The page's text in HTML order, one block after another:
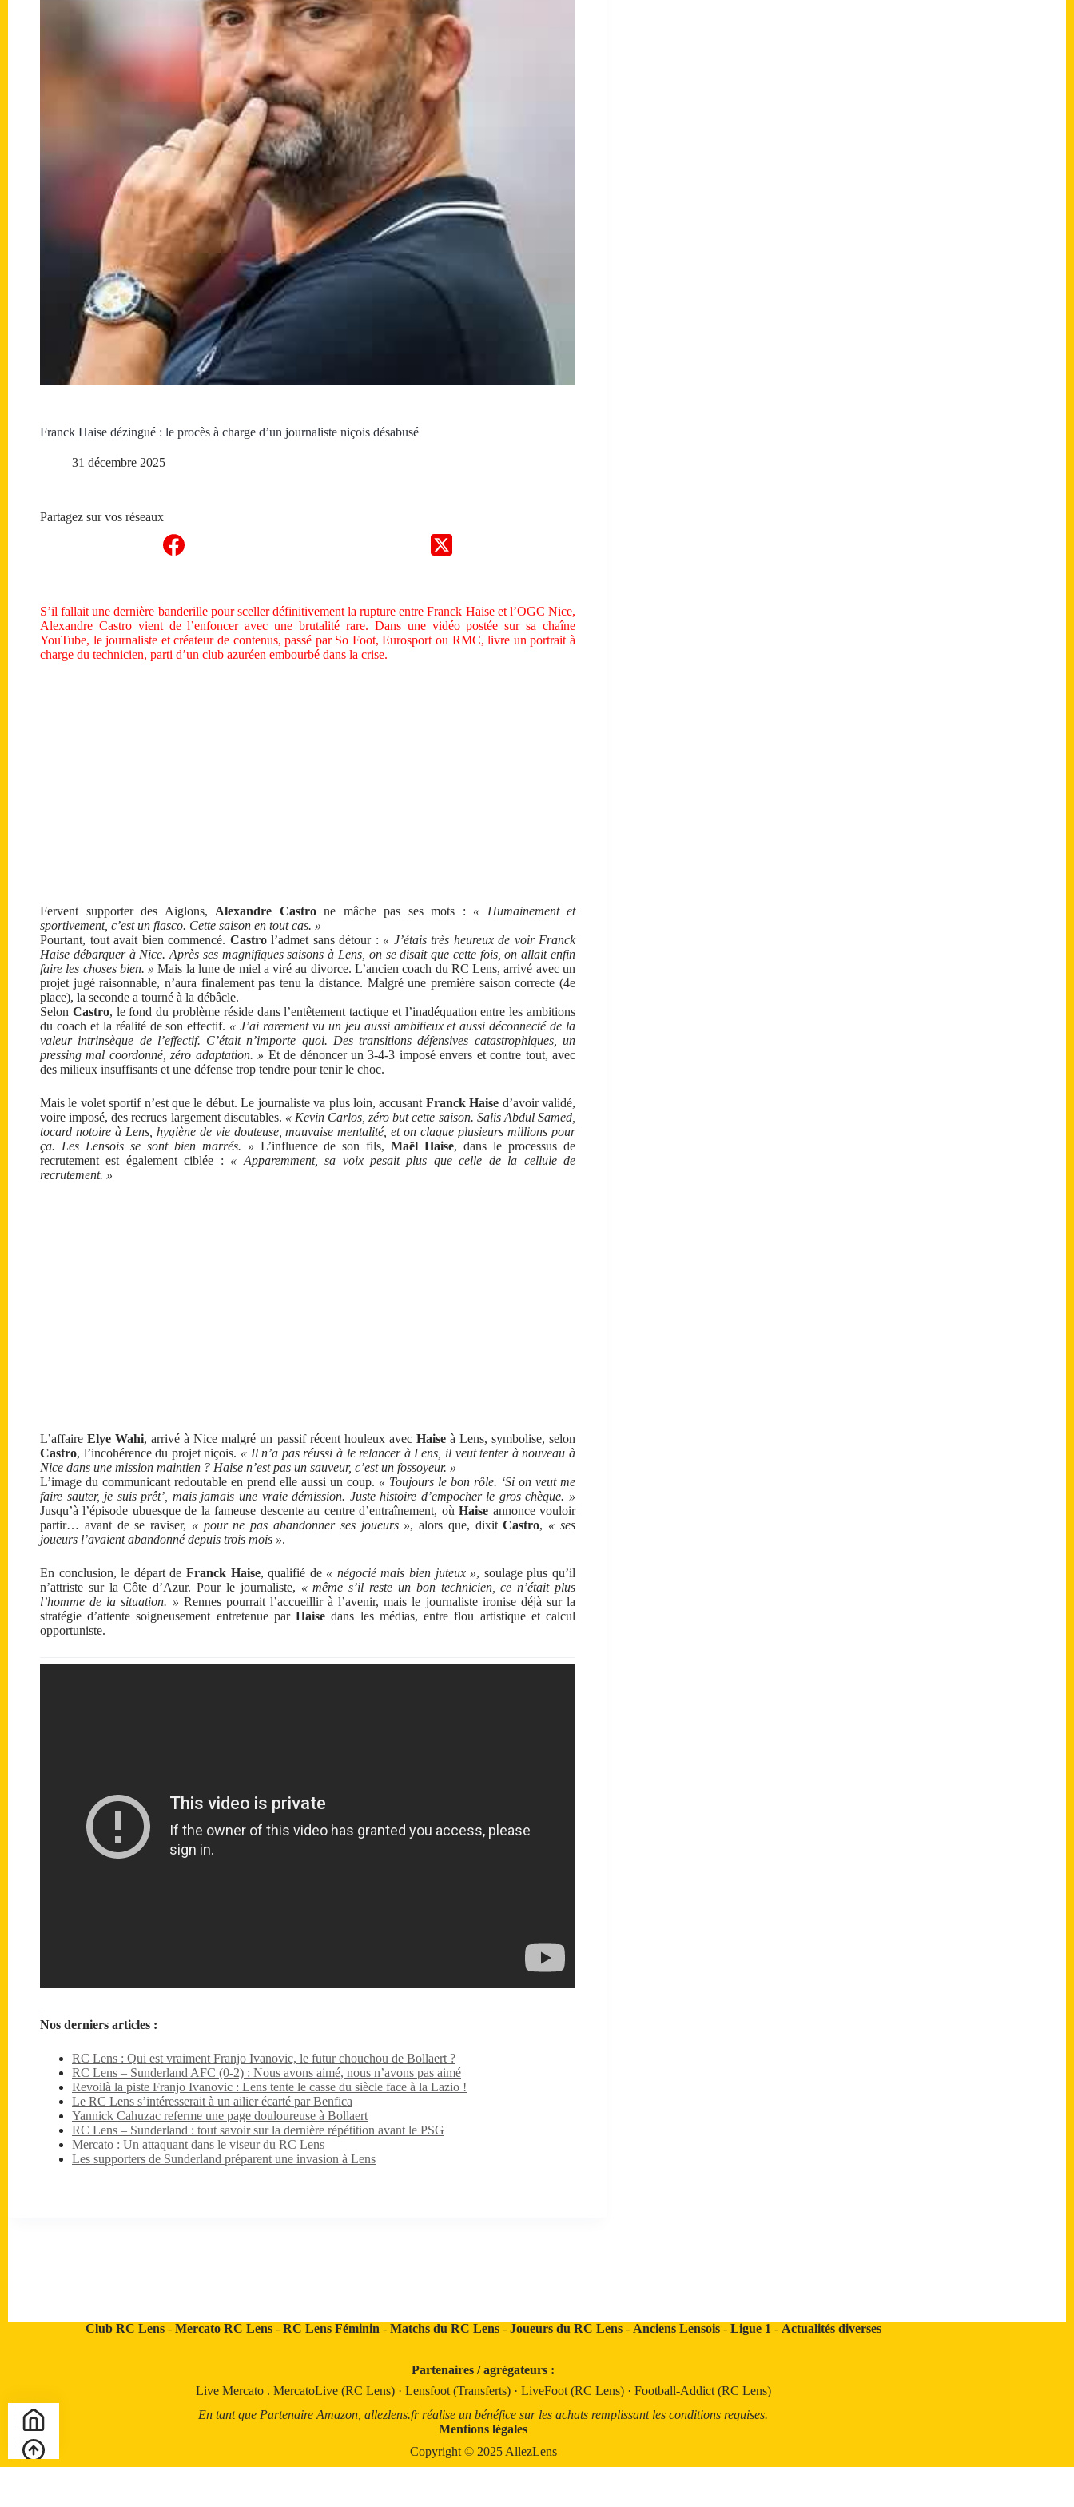
Franck Haise dézingué : le procès à charge d’un journaliste niçois désabusé
31 décembre 2025
Partagez sur vos réseaux
S’il fallait une dernière banderille pour sceller définitivement la rupture entre Franck Haise et l’OGC Nice,
Alexandre Castro vient de l’enfoncer avec une brutalité rare. Dans une vidéo postée sur sa chaîne
YouTube, le journaliste et créateur de contenus, passé par So Foot, Eurosport ou RMC, livre un portrait à
charge du technicien, parti d’un club azuréen embourbé dans la crise.
Fervent supporter des Aiglons, Alexandre Castrone mâche pas ses mots : « Humainement et
sportivement, c’est un fiasco. Cette saison en tout cas. »
Pourtant, tout avait bien commencé. Castrol’admet sans détour : « J’étais très heureux de voir Franck
Haise débarquer à Nice. Après ses magnifiques saisons à Lens, on se disait que cette fois, on allait enfin
faire les choses bien. » Mais la lune de miel a viré au divorce. L’ancien coach du RC Lens, arrivé avec un
projet jugé raisonnable, n’aura finalement pas tenu la distance. Malgré une première saison correcte (4e
place), la seconde a tourné à la débâcle.
Selon Castro, le fond du problème réside dans l’entêtement tactique et l’inadéquation entre les ambitions
du coach et la réalité de son effectif. « J’ai rarement vu un jeu aussi ambitieux et aussi déconnecté de la
valeur intrinsèque de l’effectif. C’était n’importe quoi. Des transitions défensives catastrophiques, un
pressing mal coordonné, zéro adaptation. » Et de dénoncer un 3-4-3 imposé envers et contre tout, avec
des milieux insuffisants et une défense trop tendre pour tenir le choc.
Mais le volet sportif n’est que le début. Le journaliste va plus loin, accusant Franck Haise d’avoir validé,
voire imposé, des recrues largement discutables. « Kevin Carlos, zéro but cette saison. Salis Abdul Samed,
tocard notoire à Lens, hygiène de vie douteuse, mauvaise mentalité, et on claque plusieurs millions pour
ça. Les Lensois se sont bien marrés. » L’influence de son fils,Maël Haise, dans le processus de
recrutement est également ciblée : « Apparemment, sa voix pesait plus que celle de la cellule de
recrutement. »
L’affaireElye Wahi, arrivé à Nice malgré un passif récent houleux avec Haiseà Lens, symbolise, selon
Castro, l’incohérence du projet niçois. « Il n’a pas réussi à le relancer à Lens, il veut tenter à nouveau à
Nice dans une mission maintien ? Haise n’est pas un sauveur, c’est un fossoyeur. »
L’image du communicant redoutable en prend elle aussi un coup. « Toujours le bon rôle. ‘Si on veut me
faire sauter, je suis prêt’, mais jamais une vraie démission. Juste histoire d’empocher le gros chèque. »
Jusqu’à l’épisode ubuesque de la fameuse descente au centre d’entraînement, oùHaise annonce vouloir
partir… avant de se raviser, « pour ne pas abandonner ses joueurs », alors que, dixitCastro, « ses
joueurs l’avaient abandonné depuis trois mois ».
En conclusion, le départ de Franck Haise, qualifié de « négocié mais bien juteux », soulage plus qu’il
n’attriste sur la Côte d’Azur. Pour le journaliste, « même s’il reste un bon technicien, ce n’était plus
l’homme de la situation. » Rennes pourrait l’accueillir à l’avenir, mais le journaliste ironise déjà sur la
stratégie d’attente soigneusement entretenue parHaise dans les médias, entre flou artistique et calcul
opportuniste.
Nos derniers articles :
RC Lens : Qui est vraiment Franjo Ivanovic, le futur chouchou de Bollaert ?
RC Lens – Sunderland AFC (0-2) : Nous avons aimé, nous n’avons pas aimé
Revoilà la piste Franjo Ivanovic : Lens tente le casse du siècle face à la Lazio !
Le RC Lens s’intéresserait à un ailier écarté par Benfica
Yannick Cahuzac referme une page douloureuse à Bollaert
RC Lens – Sunderland : tout savoir sur la dernière répétition avant le PSG
Mercato : Un attaquant dans le viseur du RC Lens
Les supporters de Sunderland préparent une invasion à Lens
Club RC Lens- Mercato RC Lens- RC Lens Féminin - Matchs du RC Lens- Joueurs du RC Lens- Anciens Lensois- Ligue 1 - Actualités diverses
Partenaires / agrégateurs :
Live Mercato . MercatoLive (RC Lens) · Lensfoot (Transferts) · LiveFoot (RC Lens) · Football-Addict (RC Lens)
En tant que Partenaire Amazon, allezlens.fr réalise un bénéfice sur les achats remplissant les conditions requises.
Mentions légales
Copyright © 2025 AllezLens